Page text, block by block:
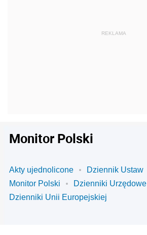
Monitor Polski
Akty ujednolicone
Dziennik Ustaw
Monitor Polski
Dzienniki Urzędowe
Dzienniki Unii Europejskiej